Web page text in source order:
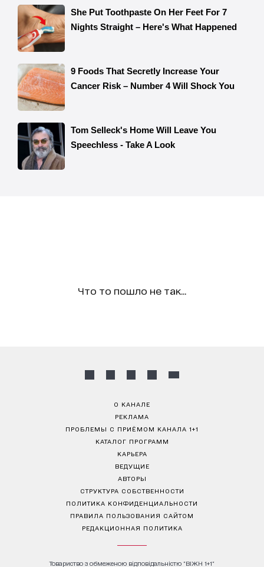
Что то пошло не так...
О КАНАЛЕ
РЕКЛАМА
ПРОБЛЕМЫ С ПРИЁМОМ КАНАЛА 1+1
КАТАЛОГ ПРОГРАММ
КАРЬЕРА
ВЕДУЩИЕ
АВТОРЫ
СТРУКТУРА СОБСТВЕННОСТИ
ПОЛИТИКА КОНФИДЕНЦИАЛЬНОСТИ
ПРАВИЛА ПОЛЬЗОВАНИЯ САЙТОМ
РЕДАКЦИОННАЯ ПОЛИТИКА
Товариство з обмеженою відповідальністю "ВІЖН 1+1"